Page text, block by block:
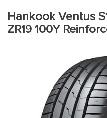
Hankook Ventus
ZR19 100Y